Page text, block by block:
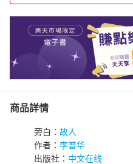
商品詳情
旁白： 故人
作者： 李普华
出版社： 中文在线